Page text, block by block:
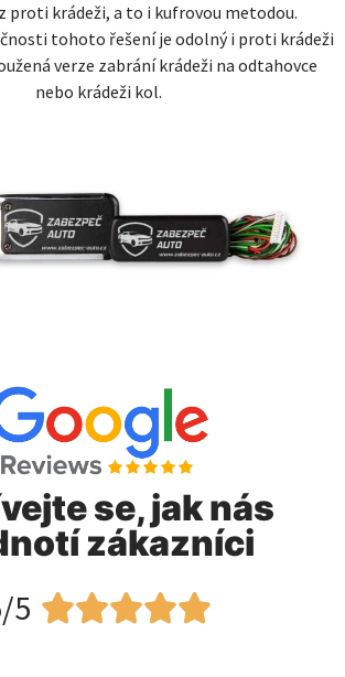
proti krádeži, a to i kufrovou metodou.
tohoto řešení je odolný i proti krádeži
verze zabrání krádeži na odtahovce
nebo krádeži kol.
se, jak nás
zákazníci
5 